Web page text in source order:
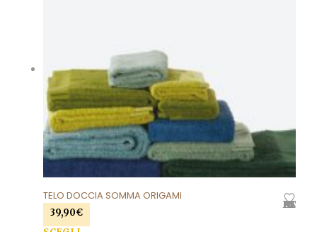
AGGIUNGI ALLA LISTA DEI DESIDERI
TELO DOCCIA SOMMA ORIGAMI
39,90€